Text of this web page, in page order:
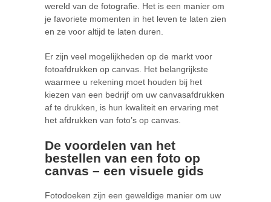
wereld van de fotografie. Het is een manier om
je favoriete momenten in het leven te laten zien
en ze voor altijd te laten duren.
Er zijn veel mogelijkheden op de markt voor
fotoafdrukken op canvas. Het belangrijkste
waarmee u rekening moet houden bij het
kiezen van een bedrijf om uw canvasafdrukken
af te drukken, is hun kwaliteit en ervaring met
het afdrukken van foto’s op canvas.
De voordelen van het
bestellen van een foto op
canvas – een visuele gids
Fotodoeken zijn een geweldige manier om uw